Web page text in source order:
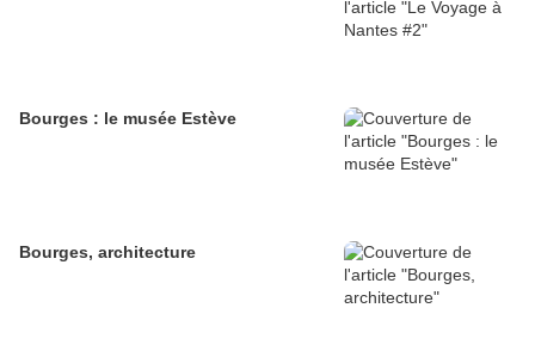
Bourges : le musée Estève
Bourges, architecture